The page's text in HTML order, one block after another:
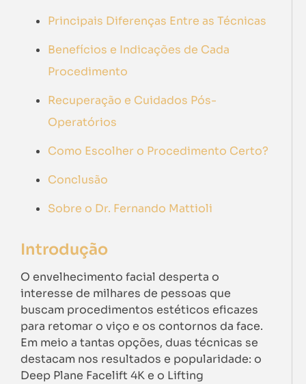
Principais Diferenças Entre as Técnicas
Benefícios e Indicações de Cada
Procedimento
Recuperação e Cuidados Pós-
Operatórios
Como Escolher o Procedimento Certo?
Conclusão
Sobre o Dr. Fernando Mattioli
Introdução
O envelhecimento facial desperta o
interesse de milhares de pessoas que
buscam procedimentos estéticos eficazes
para retomar o viço e os contornos da face.
Em meio a tantas opções, duas técnicas se
destacam nos resultados e popularidade: o
Deep Plane Facelift 4K e o Lifting